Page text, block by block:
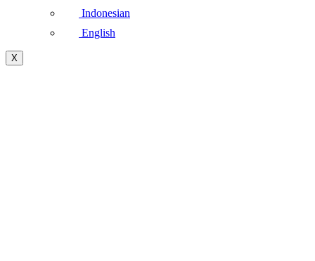
Indonesian
English
X